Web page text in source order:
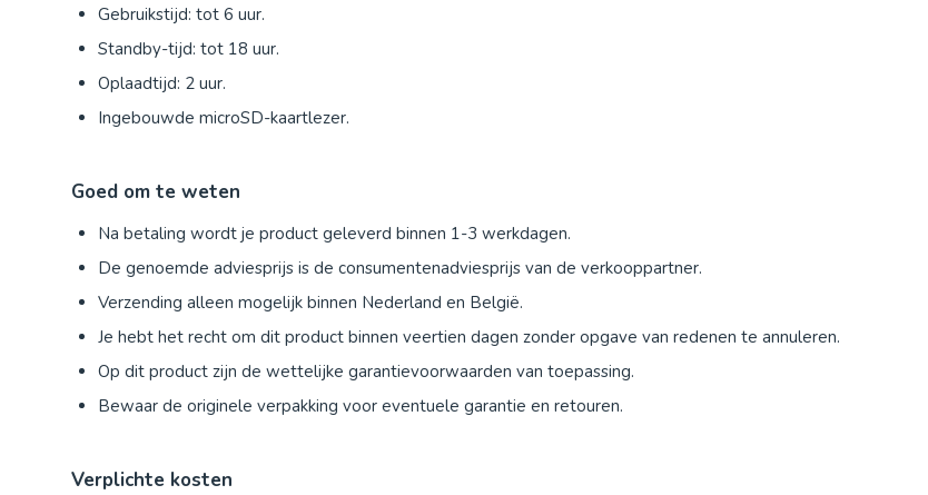
Gebruikstijd: tot 6 uur.
Standby-tijd: tot 18 uur.
Oplaadtijd: 2 uur.
Ingebouwde microSD-kaartlezer.
Goed om te weten
Na betaling wordt je product geleverd binnen 1-3 werkdagen.
De genoemde adviesprijs is de consumentenadviesprijs van de verkooppartner.
Verzending alleen mogelijk binnen Nederland en België.
Je hebt het recht om dit product binnen veertien dagen zonder opgave van redenen te annuleren.
Op dit product zijn de wettelijke garantievoorwaarden van toepassing.
Bewaar de originele verpakking voor eventuele garantie en retouren.
Verplichte kosten